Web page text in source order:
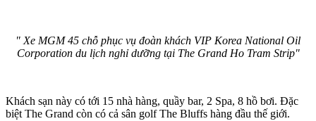
" Xe MGM 45 chỗ phục vụ đoàn khách VIP Korea National Oil
Corporation du lịch nghỉ dưỡng tại The Grand Ho Tram Strip"
Khách sạn này có tới 15 nhà hàng, quầy bar, 2 Spa, 8 hồ bơi. Đặc
biệt The Grand còn có cả sân golf The Bluffs hàng đầu thế giới.